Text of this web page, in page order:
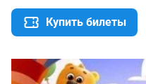
Купить билеты